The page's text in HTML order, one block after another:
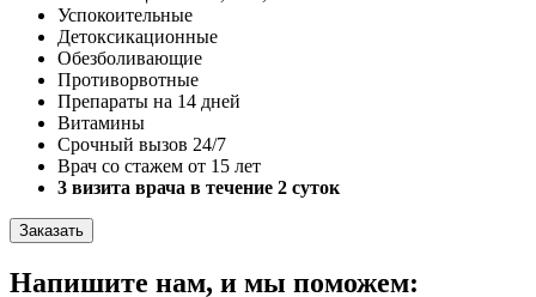
Успокоительные
Детоксикационные
Обезболивающие
Противорвотные
Препараты на 14 дней
Витамины
Срочный вызов 24/7
Врач со стажем от 15 лет
3 визита врача в течение 2 суток
Заказать
Напишите нам, и мы поможем: